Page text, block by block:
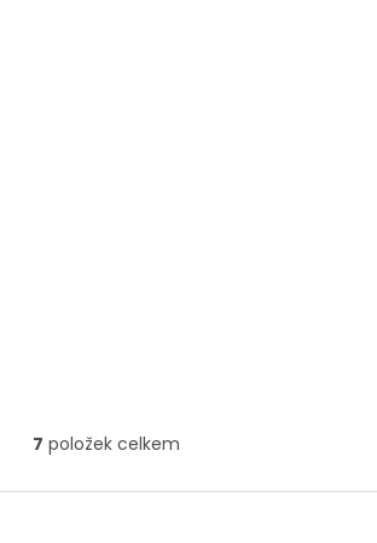
O
l
7 položek celkem